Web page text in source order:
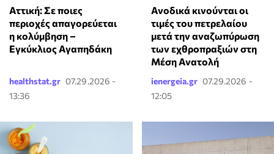
Αττική: Σε ποιες
περιοχές απαγορεύεται
η κολύμβηση –
Εγκύκλιος Αγαπηδάκη
healthstat.gr 07.29.2026 -
13:36
Ανοδικά κινούνται οι
τιμές του πετρελαίου
μετά την αναζωπύρωση
των εχθροπραξιών στη
Μέση Ανατολή
ienergeia.gr 07.29.2026 -
12:05